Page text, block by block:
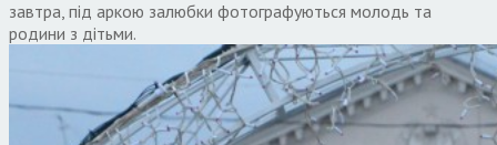
завтра, під аркою залюбки фотографуються молодь та
родини з дітьми.